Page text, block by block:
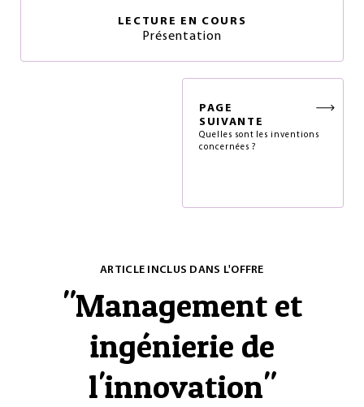
LECTURE EN COURS
Présentation
PAGE
SUIVANTE
Quelles sont les inventions
concernées ?
ARTICLE INCLUS DANS L'OFFRE
"Management et
ingénierie de
l'innovation"